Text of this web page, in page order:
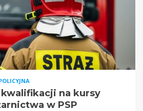
na kursy
w PSP